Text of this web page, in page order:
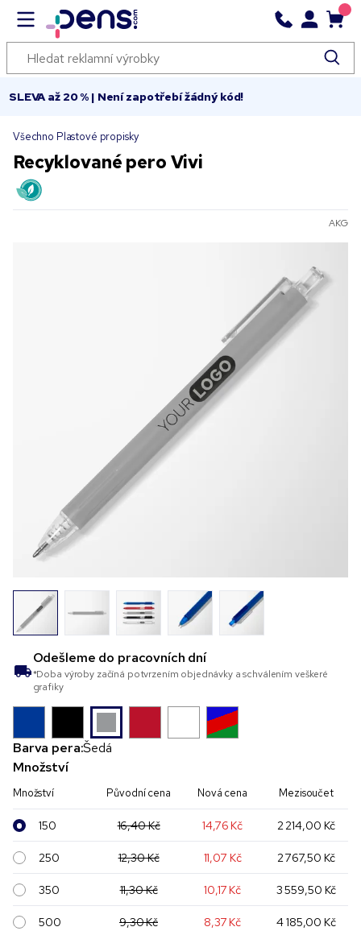
SLEVA až 20 % | Není zapotřebí žádný kód!
Všechno Plastové propisky
Recyklované pero Vivi
AKG
Odešleme do pracovních dní
*Doba výroby začíná potvrzením objednávky a schválením veškeré
grafiky
Barva pera:Šedá
Množství
Množství Původní cena Nová cena Mezisoučet
150 16,40 Kč 14,76 Kč 2 214,00 Kč
250 12,30 Kč 11,07 Kč 2 767,50 Kč
350 11,30 Kč 10,17 Kč 3 559,50 Kč
500 9,30 Kč 8,37 Kč 4 185,00 Kč